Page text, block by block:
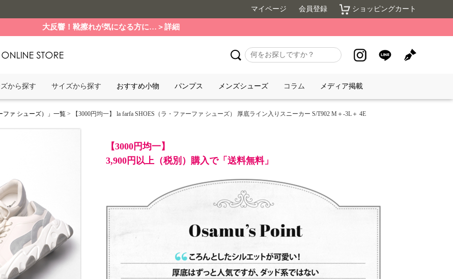
マイページ 会員登録 ショッピングカート
大反響！靴擦れが気になる方に…＞詳細
から探す サイズから探す おすすめ小物 パンプス メンズシューズ コラム メディア掲載
ファ シューズ）」一覧 > 【3000円均一】 la farfa SHOES（ラ・ファーファ シューズ） 厚底ライン入りスニーカー S/T902 M＋-3L＋ 4E
【3000円均一】
3,900円以上（税別）購入で「送料無料」